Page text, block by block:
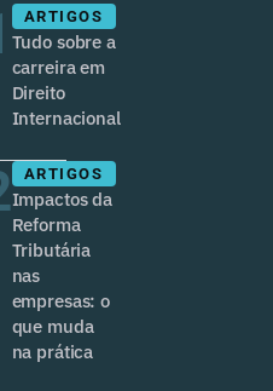
ARTIGOS
Tudo sobre a
carreira em
Direito
Internacional
ARTIGOS
Impactos da
Reforma
Tributária
nas
empresas: o
que muda
na prática